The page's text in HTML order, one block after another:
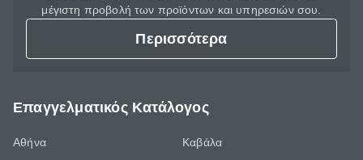
μέγιστη προβολή των προϊόντων και υπηρεσιών σου.
Περισσότερα
Επαγγελματικός Κατάλογος
Αθήνα
Καβάλα